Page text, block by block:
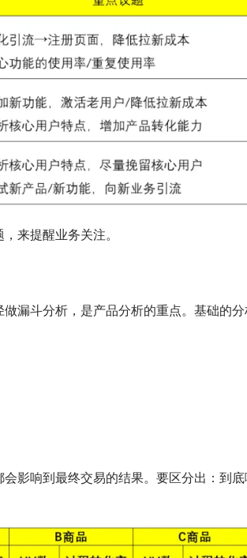
来提醒业务关注。
漏斗分析，是产品分析的重点。基础的分
影响到最终交易的结果。要区分出：到底